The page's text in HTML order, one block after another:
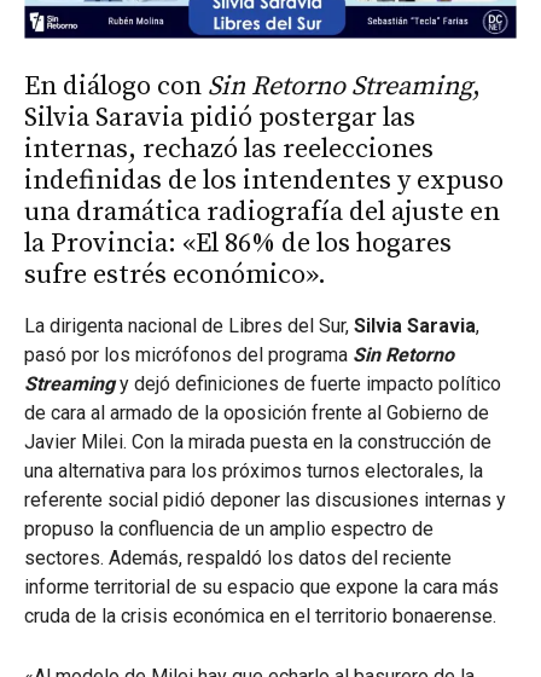
En diálogo con Sin Retorno Streaming,
Silvia Saravia pidió postergar las
internas, rechazó las reelecciones
indefinidas de los intendentes y expuso
una dramática radiografía del ajuste en
la Provincia: «El 86% de los hogares
sufre estrés económico».
La dirigenta nacional de Libres del Sur, Silvia Saravia,
pasó por los micrófonos del programa Sin Retorno
Streamingy dejó definiciones de fuerte impacto político
de cara al armado de la oposición frente al Gobierno de
Javier Milei. Con la mirada puesta en la construcción de
una alternativa para los próximos turnos electorales, la
referente social pidió deponer las discusiones internas y
propuso la confluencia de un amplio espectro de
sectores. Además, respaldó los datos del reciente
informe territorial de su espacio que expone la cara más
cruda de la crisis económica en el territorio bonaerense.